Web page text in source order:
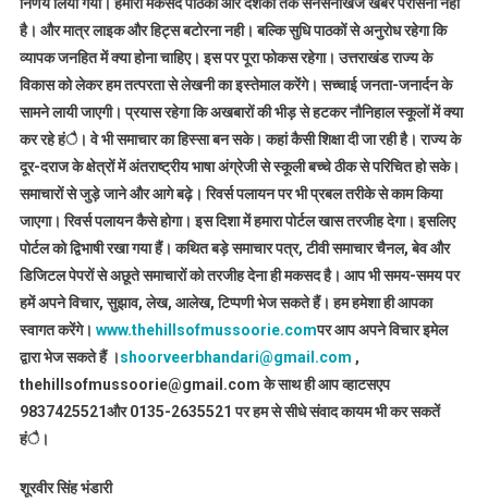
है। और मात्र लाइक और हिट्स बटोरना नही। बल्कि सुधि पाठकों से अनुरोध रहेगा कि
व्यापक जनहित में क्या होना चाहिए। इस पर पूरा फोकस रहेगा। उत्तराखंड राज्य के
विकास को लेकर हम तत्परता से लेखनी का इस्तेमाल करेंगे। सच्चाई जनता-जनार्दन के
सामने लायी जाएगी। प्रयास रहेगा कि अखबारों की भीड़ से हटकर नौनिहाल स्कूलों में क्या
कर रहे हंै। वे भी समाचार का हिस्सा बन सके। कहां कैसी शिक्षा दी जा रही है। राज्य के
दूर-दराज के क्षेत्रों में अंतराष्ट्रीय भाषा अंग्रेजी से स्कूली बच्चे ठीक से परिचित हो सके।
समाचारों से जुड़े जाने और आगे बढ़े। रिवर्स पलायन पर भी प्रबल तरीके से काम किया
जाएगा। रिवर्स पलायन कैसे होगा। इस दिशा में हमारा पोर्टल खास तरजीह देगा। इसलिए
पोर्टल को द्विभाषी रखा गया हैं। कथित बड़े समाचार पत्र, टीवी समाचार चैनल, बेव और
डिजिटल पेपरों से अछूते समाचारों को तरजीह देना ही मकसद है। आप भी समय-समय पर
हमें अपने विचार, सुझाव, लेख, आलेख, टिप्पणी भेज सकते हैं। हम हमेशा ही आपका
स्वागत करेंगे। www.thehillsofmussoorie.comपर आप अपने विचार इमेल
द्वारा भेज सकते हैं ।shoorveerbhandari@gmail.com ,
thehillsofmussoorie@gmail.com के साथ ही आप व्हाटसएप
9837425521और 0135-2635521 पर हम से सीधे संवाद कायम भी कर सकतें
हंै।
शूरवीर सिंह भंडारी